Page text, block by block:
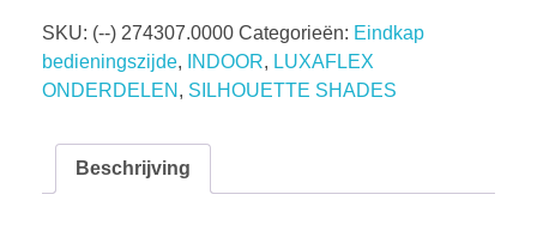
SKU: (--) 274307.0000 Categorieën: Eindkap
bedieningszijde, INDOOR, LUXAFLEX
ONDERDELEN , SILHOUETTE SHADES
Beschrijving